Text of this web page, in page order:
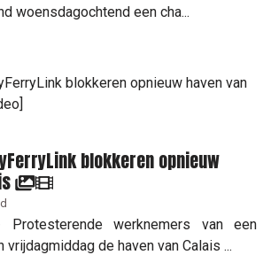
woensdagochtend een cha...
blokkeren opnieuw
Protesterende werknemers van een
de haven van Calais ...